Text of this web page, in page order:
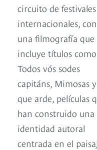
circuito de festivales
internacionales, con
una filmografía que
incluye títulos como
Todos vós sodes
capitáns, Mimosas
que arde, películas
han construido una
identidad autoral
centrada en el